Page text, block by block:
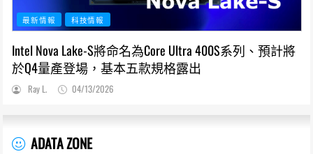
最新情報 科技情報
Intel Nova Lake-S將命名為Core Ultra 400S系列、預計將
於Q4量產登場，基本五款規格露出
Ray L. 04/13/2026
ADATA ZONE